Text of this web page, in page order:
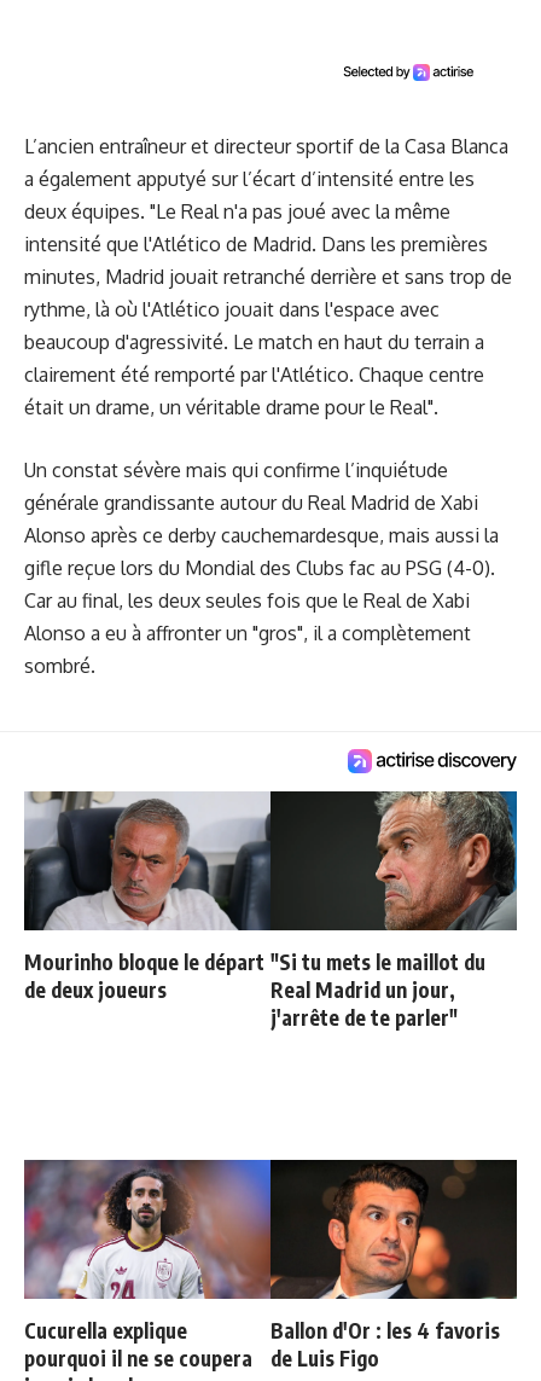
L’ancien entraîneur et directeur sportif de la Casa Blanca
a également apputyé sur l’écart d’intensité entre les
deux équipes. "Le Real n'a pas joué avec la même
intensité que l'Atlético de Madrid. Dans les premières
minutes, Madrid jouait retranché derrière et sans trop de
rythme, là où l'Atlético jouait dans l'espace avec
beaucoup d'agressivité. Le match en haut du terrain a
clairement été remporté par l'Atlético. Chaque centre
était un drame, un véritable drame pour le Real".
Un constat sévère mais qui confirme l’inquiétude
générale grandissante autour du Real Madrid de Xabi
Alonso après ce derby cauchemardesque, mais aussi la
gifle reçue lors du Mondial des Clubs fac au PSG (4-0).
Car au final, les deux seules fois que le Real de Xabi
Alonso a eu à affronter un "gros", il a complètement
sombré.
Mourinho bloque le départ
de deux joueurs
"Si tu mets le maillot du
Real Madrid un jour,
j'arrête de te parler"
Cucurella explique
pourquoi il ne se coupera
Ballon d'Or : les 4 favoris
de Luis Figo